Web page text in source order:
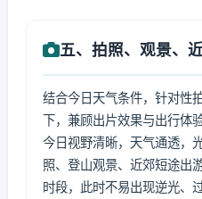
五、拍照、观景、
结合今日天气条件，针对性
下，兼顾出片效果与出行体验
今日视野清晰，天气通透，
照、登山观景、近郊短途出
时段，此时不易出现逆光、